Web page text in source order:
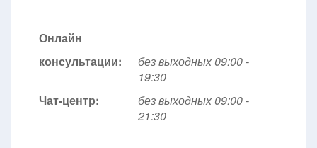
Онлайн
консультации:
без выходных 09:00 -
19:30
Чат-центр:
без выходных 09:00 -
21:30